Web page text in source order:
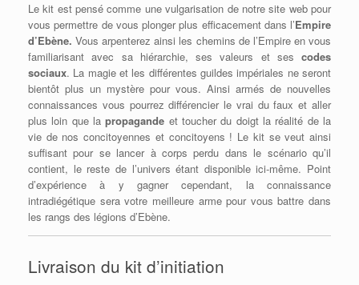
Le kit est pensé comme une vulgarisation de notre site web pour
vous permettre de vous plonger plus efficacement dans l’Empire
d’Ebène. Vous arpenterez ainsi les chemins de l’Empire en vous
familiarisant avec sa hiérarchie, ses valeurs et ses codes
sociaux. La magie et les différentes guildes impériales ne seront
bientôt plus un mystère pour vous. Ainsi armés de nouvelles
connaissances vous pourrez différencier le vrai du faux et aller
plus loin que lapropagande et toucher du doigt la réalité de la
vie de nos concitoyennes et concitoyens ! Le kit se veut ainsi
suffisant pour se lancer à corps perdu dans le scénario qu’il
contient, le reste de l’univers étant disponible ici-même. Point
d’expérience à y gagner cependant, la connaissance
intradiégétique sera votre meilleure arme pour vous battre dans
les rangs des légions d’Ebène.
Livraison du kit d’initiation